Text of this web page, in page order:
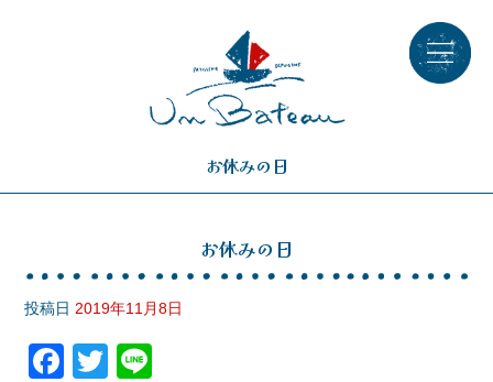
お休みの日
お休みの日
投稿日 2019年11月8日
F
T